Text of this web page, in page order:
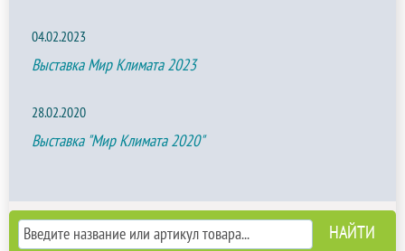
04.02.2023
Выставка Мир Климата 2023
28.02.2020
Выставка "Мир Климата 2020"